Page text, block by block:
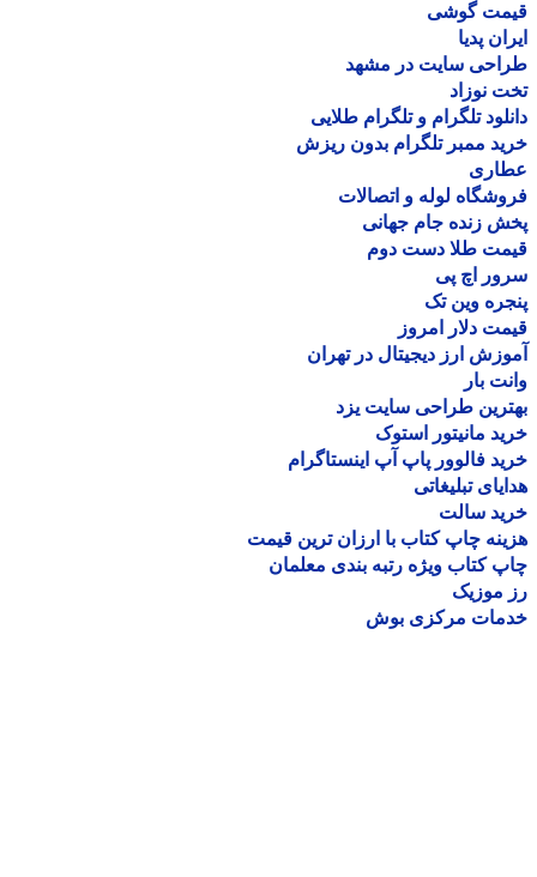
گوشی
پدیا
سایت در مشهد
نوزاد
تلگرام و تلگرام طلایی
ممبر تلگرام بدون ریزش
لوله و اتصالات
زنده جام جهانی
طلا دست دوم
اچ پی
وین تک
دلار امروز
ارز دیجیتال در تهران
بار
طراحی سایت یزد
مانیتور استوک
فالوور پاپ آپ اینستاگرام
تبلیغاتی
سالت
چاپ کتاب با ارزان ترین قیمت
کتاب ویژه رتبه بندی معلمان
موزیک
مرکزی بوش